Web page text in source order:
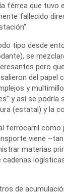
férrea que tuvo
fallecido
tipo desde
se
pero
del
y
y así se
(estatal) y la
ferrocarril
viene
materias
de